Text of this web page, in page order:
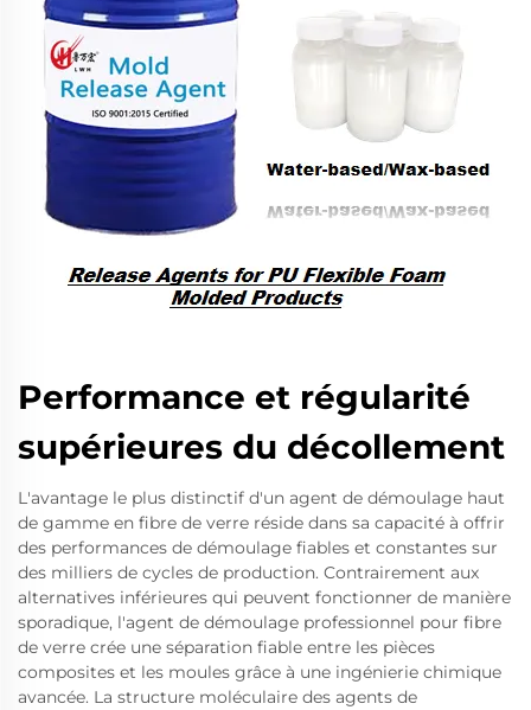
Performance et régularité
supérieures du décollement
L'avantage le plus distinctif d'un agent de démoulage haut
de gamme en fibre de verre réside dans sa capacité à offrir
des performances de démoulage fiables et constantes sur
des milliers de cycles de production. Contrairement aux
alternatives inférieures qui peuvent fonctionner de manière
sporadique, l'agent de démoulage professionnel pour fibre
de verre crée une séparation fiable entre les pièces
composites et les moules grâce à une ingénierie chimique
avancée. La structure moléculaire des agents de